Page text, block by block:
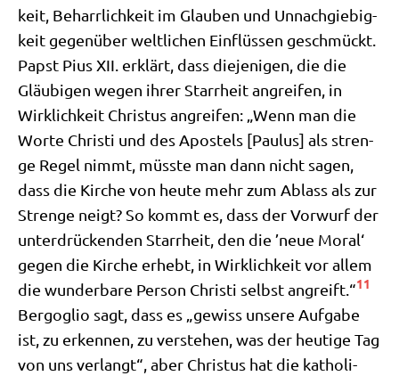
keit, Beharr­lich­keit im Glau­ben und Unnach­gie­big­
keit gegen­über welt­li­chen Ein­flüs­sen geschmückt.
Papst Pius XII. erklärt, dass die­je­ni­gen, die die
Gläu­bi­gen wegen ihrer Starr­heit angrei­fen, in
Wirk­lich­keit Chri­stus angrei­fen: „Wenn man die
Wor­te Chri­sti und des Apo­stels [Pau­lus] als stren­
ge Regel nimmt, müss­te man dann nicht sagen,
dass die Kir­che von heu­te mehr zum Ablass als zur
Stren­ge neigt? So kommt es, dass der Vor­wurf der
unter­drücken­den Starr­heit, den die ’neue Moral‘
gegen die Kir­che erhebt, in Wirk­lich­keit vor allem
die wun­der­ba­re Per­son Chri­sti selbst angreift.“11
Berg­o­glio sagt, dass es „gewiss unse­re Auf­ga­be
ist, zu erken­nen, zu ver­ste­hen, was der heu­ti­ge Tag
von uns ver­langt“, aber Chri­stus hat die katho­li­